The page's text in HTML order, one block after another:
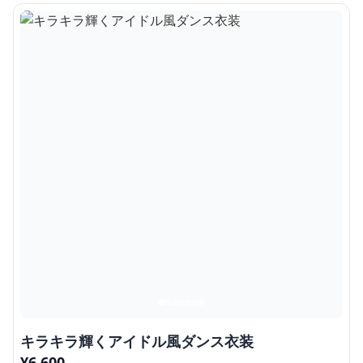
キラキラ輝くアイドル風ダンス衣装